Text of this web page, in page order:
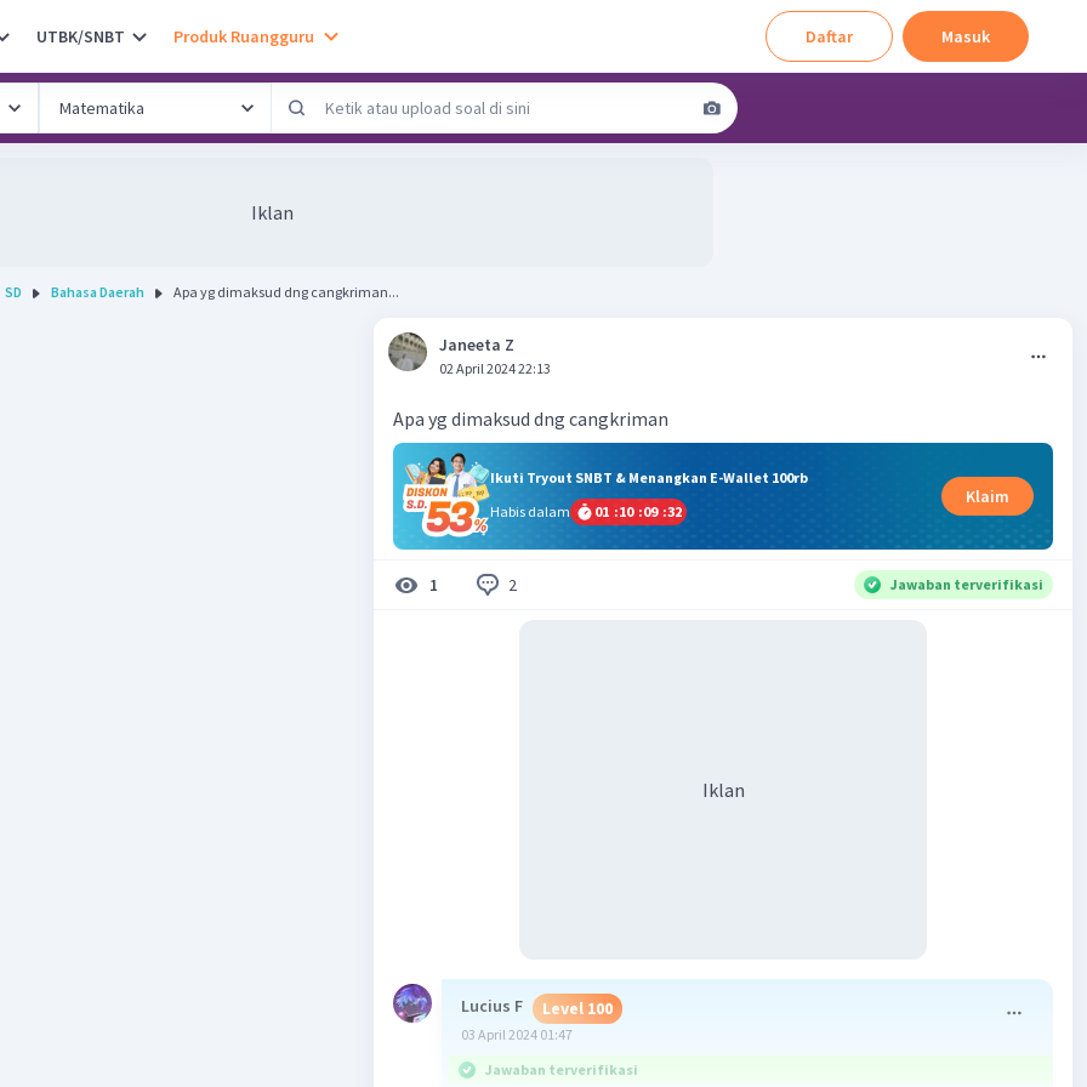
UTBK/SNBT Produk Ruangguru Daftar Masuk
Iklan
SD Bahasa Daerah Apa yg dimaksud dng cangkriman...
Janeeta Z
02 April 2024 22:13
Apa yg dimaksud dng cangkriman
Ikuti Tryout SNBT & Menangkan E-Wallet 100rb
Habis dalam
01 :10 :09 :32
Klaim
1 2 Jawaban terverifikasi
Iklan
Lucius F Level 100
03 April 2024 01:47
Jawaban terverifikasi